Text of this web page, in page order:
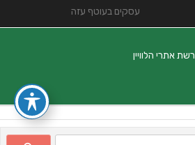
עסקים בעוטף עזה
רשת אתרי הלוויין